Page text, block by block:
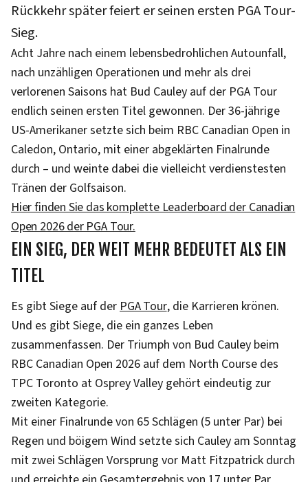
Rückkehr später feiert er seinen ersten PGA Tour-
Sieg.
Acht Jahre nach einem lebensbedrohlichen Autounfall,
nach unzähligen Operationen und mehr als drei
verlorenen Saisons hat Bud Cauley auf der PGA Tour
endlich seinen ersten Titel gewonnen. Der 36-jährige
US-Amerikaner setzte sich beim RBC Canadian Open in
Caledon, Ontario, mit einer abgeklärten Finalrunde
durch – und weinte dabei die vielleicht verdienstesten
Tränen der Golfsaison.
Hier finden Sie das komplette Leaderboard der Canadian
Open 2026 der PGA Tour.
EIN SIEG, DER WEIT MEHR BEDEUTET ALS EIN
TITEL
Es gibt Siege auf derPGA Tour, die Karrieren krönen.
Und es gibt Siege, die ein ganzes Leben
zusammenfassen. Der Triumph von Bud Cauley beim
RBC Canadian Open 2026 auf dem North Course des
TPC Toronto at Osprey Valley gehört eindeutig zur
zweiten Kategorie.
Mit einer Finalrunde von 65 Schlägen (5 unter Par) bei
Regen und böigem Wind setzte sich Cauley am Sonntag
mit zwei Schlägen Vorsprung vor Matt Fitzpatrick durch